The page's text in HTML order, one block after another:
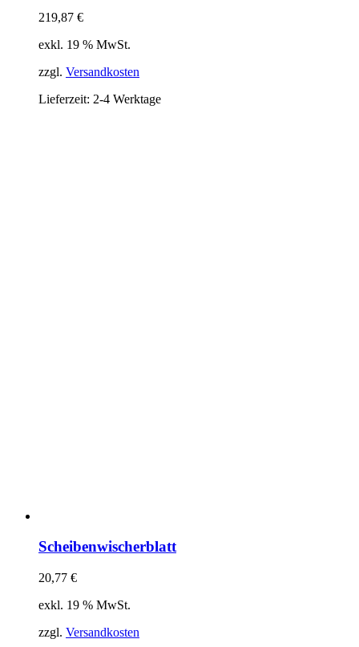
219,87 €
exkl. 19 % MwSt.
zzgl. Versandkosten
Lieferzeit: 2-4 Werktage
Scheibenwischerblatt
20,77 €
exkl. 19 % MwSt.
zzgl. Versandkosten